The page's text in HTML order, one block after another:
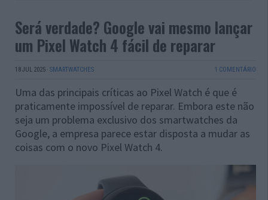
Será verdade? Google vai mesmo lançar
um Pixel Watch 4 fácil de reparar
18 JUL 2025 · SMARTWATCHES 1 COMENTÁRIO
Uma das principais críticas ao Pixel Watch é que é
praticamente impossível de reparar. Embora este não
seja um problema exclusivo dos smartwatches da
Google, a empresa parece estar disposta a mudar as
coisas com o novo Pixel Watch 4.